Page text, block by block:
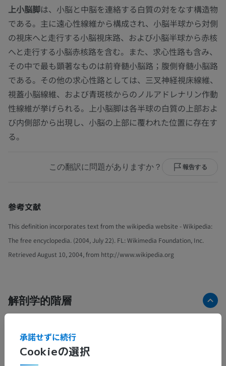
上小脳脚は、小脳と中脳を連絡する白質の対をなす構造物
である。主に遠心性線維から構成され、小脳半球から対側
の視床へと走行する小脳視床路、および小脳半球から赤核
へと走行する小脳赤核路を含む。また、求心性路も含み、
その中で最も顕著なものは前脊髄小脳路；腹側脊髄小脳路
である。その他の求心性路としては、三叉神経視床線維、
視蓋小脳線維、および青斑核からのノルアドレナリン作動
性線維が挙げられる。上小脳脚は各半球の白質の上部およ
び内側部から出現し、小脳の上部に覆われた位置に存在す
る。
この翻訳に問題がありますか？ 報告する
参考文献
This definition incorporates text from the wikipedia website - Wikipedia:
The free encyclopedia. (2004, July 22). FL: Wikimedia Foundation, Inc.
Retrieved August 10, 2004, from http://www.wikipedia.org
解剖学的階層
人体解剖学1
系統解剖> 神経系>
Cookieの選択
承諾せずに続行